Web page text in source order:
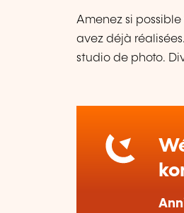
Amenez si
avez déjà
studio de photo.